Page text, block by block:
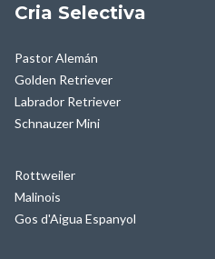
Cria Selectiva
Pastor Alemán
Golden Retriever
Labrador Retriever
Schnauzer Mini
Rottweiler
Malinois
Gos d'Aigua Espanyol